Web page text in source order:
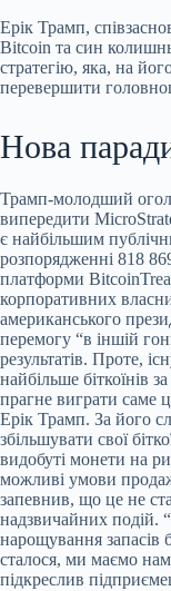
Ерік Трамп,
Bitcoin та син
стратегію, яка, на
перевершити
Нова
Трамп-молодший
випередити
є найбільшим
розпорядженні 818
платформи
корпоративних
американського
перемогу “в іншій
результатів. Проте,
найбільше біткоїнів
прагне виграти саме
Ерік Трамп. За його
збільшувати свої
видобуті монети на
можливі умови
запевнив, що це не
надзвичайних подій.
нарощування запасів
сталося, ми маємо
підкреслив